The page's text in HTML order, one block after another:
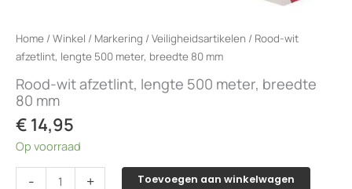
Home /Winkel / Markering /Veiligheidsartikelen / Rood-wit
afzetlint, lengte 500 meter, breedte 80 mm
Rood-wit afzetlint, lengte 500 meter, breedte
80 mm
€ 14,95
Op voorraad
- + Toevoegen aan winkelwagen